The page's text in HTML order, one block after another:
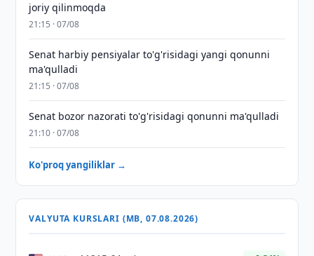
joriy qilinmoqda
21:15 · 07/08
Senat harbiy pensiyalar to'g'risidagi yangi qonunni
ma'qulladi
21:15 · 07/08
Senat bozor nazorati to'g'risidagi qonunni ma'qulladi
21:10 · 07/08
Ko'proq yangiliklar →
VALYUTA KURSLARI (MB, 07.08.2026)